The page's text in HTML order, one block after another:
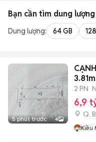
Bạn cần tìm dung lượng
Dung lượng: 64 GB
5 phút trước 4
9
2 PN
6,9
Q.
Kiều